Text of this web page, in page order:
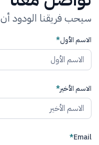
سيحب فريقنا الودود
الاسم الأول*
الاسم الأخير*
Email
*